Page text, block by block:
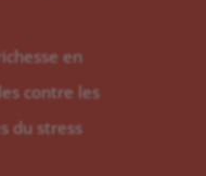
en
contre les
du stress